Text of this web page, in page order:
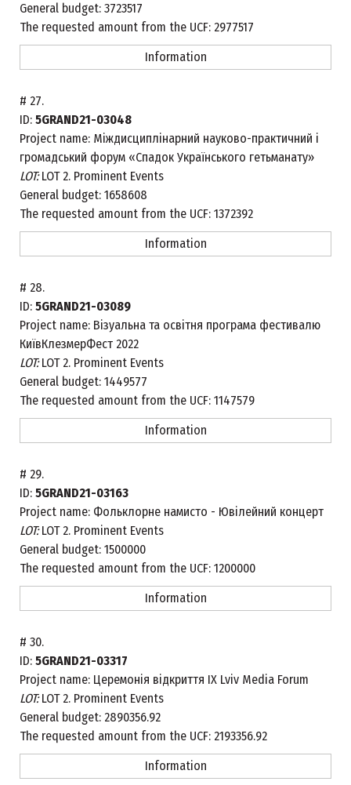
General budget: 3723517
The requested amount from the UCF: 2977517
Information
# 27.
ID: 5GRAND21-03048
Project name: Міждисциплінарний науково-практичний і
громадський форум «Спадок Українського гетьманату»
LOT:LOT 2. Prominent Events
General budget: 1658608
The requested amount from the UCF: 1372392
Information
# 28.
ID: 5GRAND21-03089
Project name: Візуальна та освітня програма фестивалю
КиївКлезмерФест 2022
LOT:LOT 2. Prominent Events
General budget: 1449577
The requested amount from the UCF: 1147579
Information
# 29.
ID: 5GRAND21-03163
Project name: Фольклорне намисто - Ювілейний концерт
LOT:LOT 2. Prominent Events
General budget: 1500000
The requested amount from the UCF: 1200000
Information
# 30.
ID: 5GRAND21-03317
Project name: Церемонія відкриття IX Lviv Media Forum
LOT:LOT 2. Prominent Events
General budget: 2890356.92
The requested amount from the UCF: 2193356.92
Information